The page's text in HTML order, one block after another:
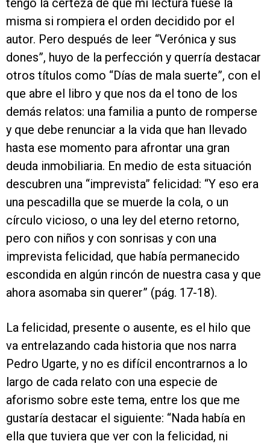
tengo la certeza de que mi lectura fuese la
misma si rompiera el orden decidido por el
autor. Pero después de leer “Verónica y sus
dones”, huyo de la perfección y querría destacar
otros títulos como “Días de mala suerte”, con el
que abre el libro y que nos da el tono de los
demás relatos: una familia a punto de romperse
y que debe renunciar a la vida que han llevado
hasta ese momento para afrontar una gran
deuda inmobiliaria. En medio de esta situación
descubren una “imprevista” felicidad: “Y eso era
una pescadilla que se muerde la cola, o un
círculo vicioso, o una ley del eterno retorno,
pero con niños y con sonrisas y con una
imprevista felicidad, que había permanecido
escondida en algún rincón de nuestra casa y que
ahora asomaba sin querer” (pág. 17-18).
La felicidad, presente o ausente, es el hilo que
va entrelazando cada historia que nos narra
Pedro Ugarte, y no es difícil encontrarnos a lo
largo de cada relato con una especie de
aforismo sobre este tema, entre los que me
gustaría destacar el siguiente: “Nada había en
ella que tuviera que ver con la felicidad, ni